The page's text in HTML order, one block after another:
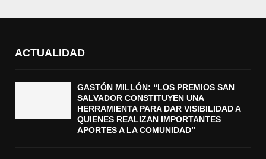
ACTUALIDAD
GASTÓN MILLÓN: “LOS PREMIOS SAN
SALVADOR CONSTITUYEN UNA
HERRAMIENTA PARA DAR VISIBILIDAD A
QUIENES REALIZAN IMPORTANTES
APORTES A LA COMUNIDAD”